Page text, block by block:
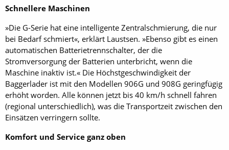
Schnellere Maschinen
»Die G-Serie hat eine intelligente Zentralschmierung, die nur
bei Bedarf schmiert«, erklärt Laustsen. »Ebenso gibt es einen
automatischen Batterietrennschalter, der die
Stromversorgung der Batterien unterbricht, wenn die
Maschine inaktiv ist.« Die Höchstgeschwindigkeit der
Baggerlader ist mit den Modellen 906G und 908G geringfügig
erhöht worden. Alle können jetzt bis 40 km/h schnell fahren
(regional unterschiedlich), was die Transportzeit zwischen den
Einsätzen verringern sollte.
Komfort und Service ganz oben